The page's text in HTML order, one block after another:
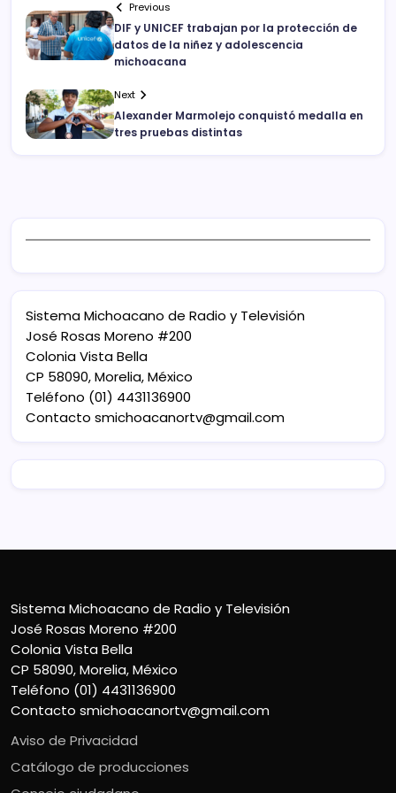
Previous
DIF y UNICEF trabajan por la protección de
datos de la niñez y adolescencia
michoacana
Next
Alexander Marmolejo conquistó medalla en
tres pruebas distintas
Sistema Michoacano de Radio y Televisión
José Rosas Moreno #200
Colonia Vista Bella
CP 58090, Morelia, México
Teléfono (01) 4431136900
Contacto smichoacanortv@gmail.com
Sistema Michoacano de Radio y Televisión
José Rosas Moreno #200
Colonia Vista Bella
CP 58090, Morelia, México
Teléfono (01) 4431136900
Contacto smichoacanortv@gmail.com
Aviso de Privacidad
Catálogo de producciones